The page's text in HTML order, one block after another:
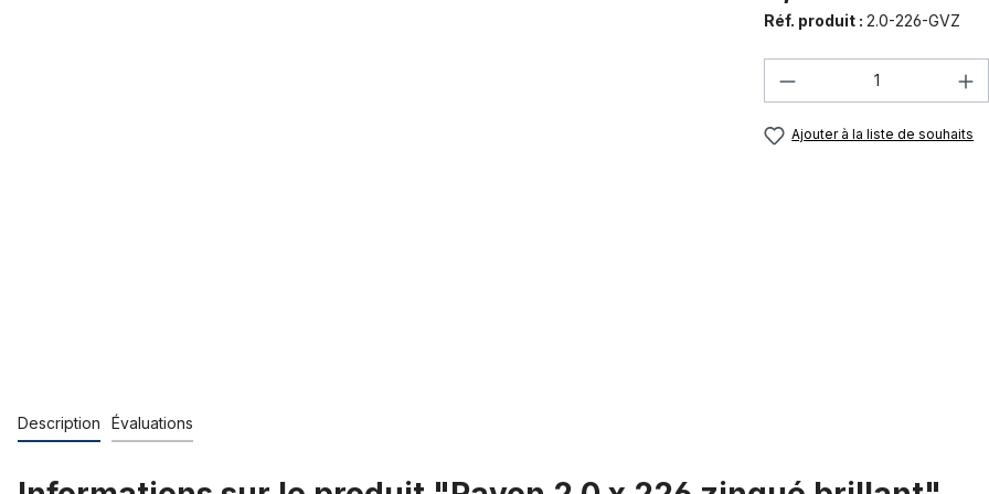
Réf. produit : 2.0-226-GVZ
Quantité de
Ajouter à la liste de souhaits
Description Évaluations